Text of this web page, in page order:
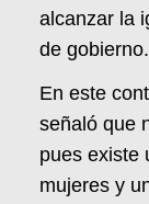
alcanzar la
de gobierno.
En este
señaló que
pues existe
mujeres y